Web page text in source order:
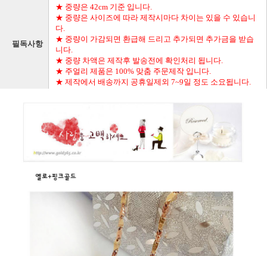
필독사항
★ 중량은 42cm 기준 입니다.
★ 중량은 사이즈에 따라 제작시마다 차이는 있을 수 있습니
다.
★ 중량이 가감되면 환급해 드리고 추가되면 추가금을 받습
니다.
★ 중량 차액은 제작후 발송전에 확인처리 됩니다.
★ 주얼리 제품은 100% 맞춤 주문제작 입니다.
★ 제작에서 배송까지 공휴일제외 7~9일 정도 소요됩니다.